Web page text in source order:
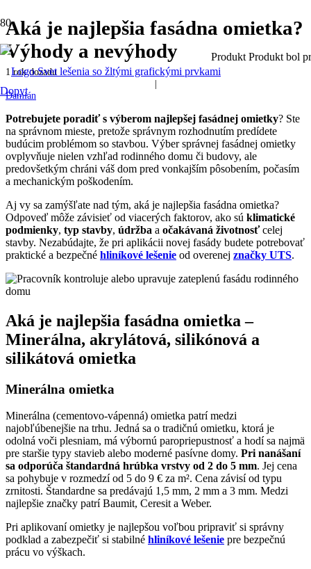
Produkt Produkt bol
Dopyt
Aká je najlepšia fasádna omietka?
Výhody a nevýhody
1 rok dozadu
|
Damián
Potrebujete poradiť s výberom najlepšej fasádnej omietky? Ste
na správnom mieste, pretože správnym rozhodnutím predídete
budúcim problémom so stavbou. Výber správnej fasádnej omietky
ovplyvňuje nielen vzhľad rodinného domu či budovy, ale
predovšetkým chráni váš dom pred vonkajším pôsobením, počasím
a mechanickým poškodením.
Aj vy sa zamýšľate nad tým, aká je najlepšia fasádna omietka?
Odpoveď môže závisieť od viacerých faktorov, ako sú klimatické
podmienky, typ stavby, údržba a očakávaná životnosťcelej
stavby. Nezabúdajte, že pri aplikácii novej fasády budete potrebovať
praktické a bezpečné hliníkové lešenie od overenej značky UTS.
Aká je najlepšia fasádna omietka –
Minerálna, akrylátová, silikónová a
silikátová omietka
Minerálna omietka
Minerálna (cementovo-vápenná) omietka patrí medzi
najobľúbenejšie na trhu. Jedná sa o tradičnú omietku, ktorá je
odolná voči plesniam, má výbornú paropriepustnosť a hodí sa najmä
pre staršie typy stavieb alebo moderné pasívne domy. Pri nanášaní
sa odporúča štandardná hrúbka vrstvy od 2 do 5 mm. Jej cena
sa pohybuje v rozmedzí od 5 do 9 € za m². Cena závisí od typu
zrnitosti. Štandardne sa predávajú 1,5 mm, 2 mm a 3 mm. Medzi
najlepšie značky patrí Baumit, Ceresit a Weber.
Pri aplikovaní omietky je najlepšou voľbou pripraviť si správny
podklad a zabezpečiť si stabilné hliníkové lešenie pre bezpečnú
prácu vo výškach.